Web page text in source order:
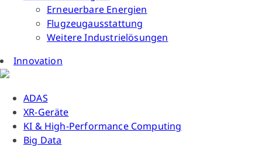
Erneuerbare Energien
Flugzeugausstattung
Weitere Industrielösungen
Innovation
ADAS
XR-Geräte
KI & High-Performance Computing
Big Data